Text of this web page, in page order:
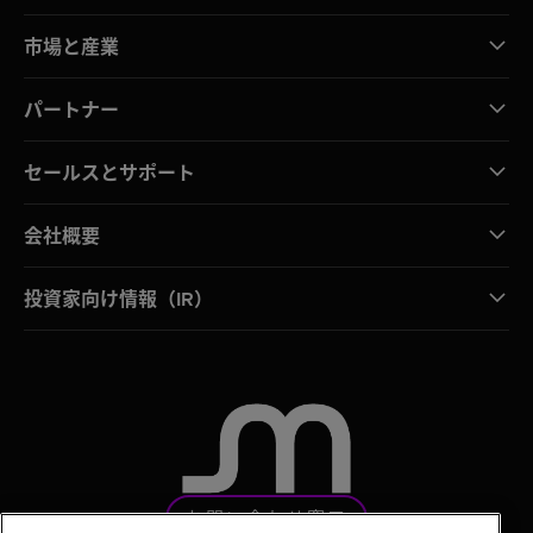
市場と産業
パートナー
セールスとサポート
会社概要
投資家向け情報（IR）
お問い合わせ窓口